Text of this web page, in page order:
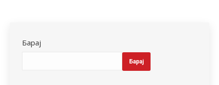
Барај
Барај